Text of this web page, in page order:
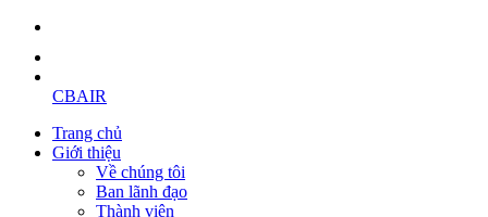
CBAIR
Trang chủ
Giới thiệu
Về chúng tôi
Ban lãnh đạo
Thành viên